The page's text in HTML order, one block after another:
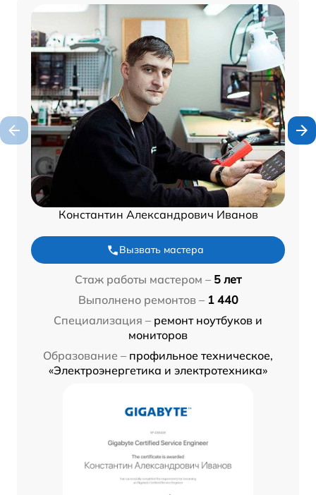
Константин Александрович Иванов
Вызвать мастера
Стаж работы мастером – 5 лет
Выполнено ремонтов – 1 440
Специализация – ремонт ноутбуков и
мониторов
Образование – профильное техническое,
«Электроэнергетика и электротехника»